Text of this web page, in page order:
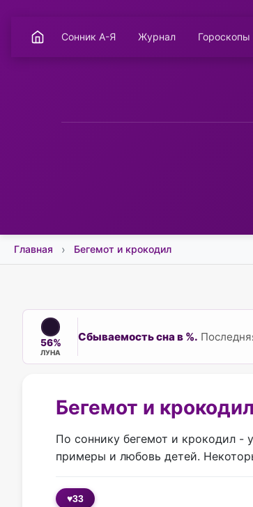
Сонник А-Я Журнал Гороскопы
Главная Бегемот и крокодил
56%
ЛУНА
Сбываемость сна в %.
Бегемот и
По соннику бегемот и крокодил -
примеры​ и любовь детей.
♥33